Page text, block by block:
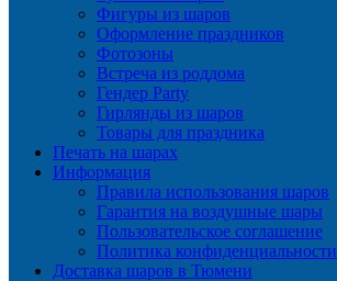
Фигуры из шаров
Оформление праздников
Фотозоны
Встреча из роддома
Гендер Party
Гирлянды из шаров
Товары для праздника
Печать на шарах
Информация
Правила использования шаров
Гарантия на воздушные шары
Пользовательское соглашение
Политика конфиденциальности
Доставка шаров в Тюмени